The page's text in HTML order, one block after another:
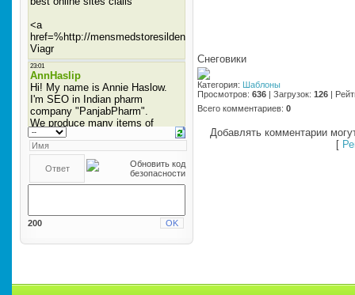
200
Снеговики
Категория: Шаблоны
Просмотров: 636 | Загрузок: 126 |
Всего комментариев: 0
Добавлять комментарии
[